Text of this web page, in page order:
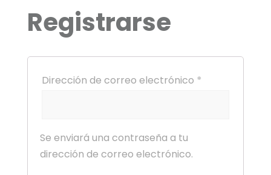
Registrarse
Dirección de correo electrónico *
Se enviará una contraseña a tu
dirección de correo electrónico.